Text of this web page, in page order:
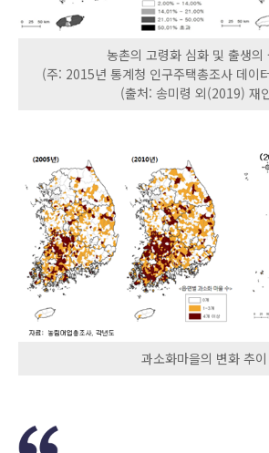
농촌의 고령화 심화 및 출생의
(주: 2015년 통계청 인구주택총조사 데이
(출처: 송미령 외(2019) 재
과소화마을의 변화 추이